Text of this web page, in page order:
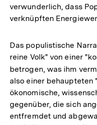
verwunderlich, dass
verknüpften
Das populistische
reine Volk" von einer
betrogen, was ihm
also einer behaupteten
ökonomische,
gegenüber, die sich
entfremdet und